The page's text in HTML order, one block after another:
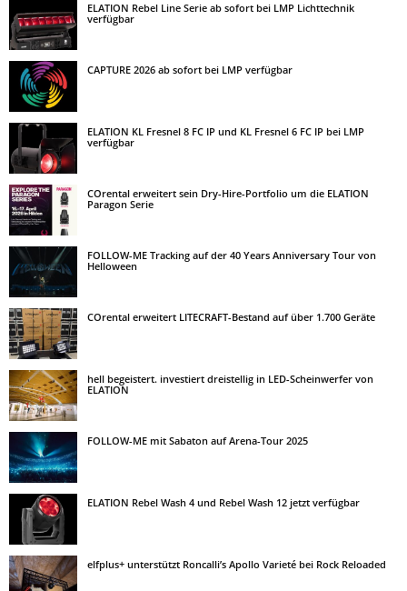
ELATION Rebel Line Serie ab sofort bei LMP Lichttechnik
verfügbar
CAPTURE 2026 ab sofort bei LMP verfügbar
ELATION KL Fresnel 8 FC IP und KL Fresnel 6 FC IP bei LMP
verfügbar
COrental erweitert sein Dry-Hire-Portfolio um die ELATION
Paragon Serie
FOLLOW-ME Tracking auf der 40 Years Anniversary Tour von
Helloween
COrental erweitert LITECRAFT-Bestand auf über 1.700 Geräte
hell begeistert. investiert dreistellig in LED-Scheinwerfer von
ELATION
FOLLOW-ME mit Sabaton auf Arena-Tour 2025
ELATION Rebel Wash 4 und Rebel Wash 12 jetzt verfügbar
elfplus+ unterstützt Roncalli’s Apollo Varieté bei Rock Reloaded